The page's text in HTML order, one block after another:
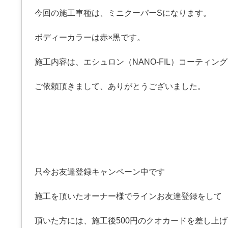
今回の施工車種は、ミニクーパーSになります。
ボディーカラーは赤×黒です。
施工内容は、エシュロン（NANO-FIL）コーティング
ご依頼頂きまして、ありがとうございました。
只今お友達登録キャンペーン中です
施工を頂いたオーナー様でラインお友達登録をして
頂いた方には、施工後500円のクオカードを差し上